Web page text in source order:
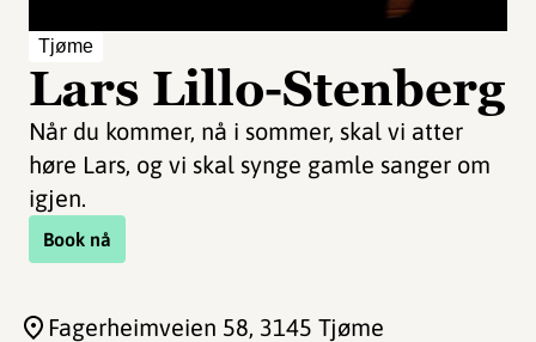
Tjøme
Lars Lillo-Stenberg
Når du kommer, nå i sommer, skal vi atter
høre Lars, og vi skal synge gamle sanger om
igjen.
Book nå
Fagerheimveien 58, 3145 Tjøme